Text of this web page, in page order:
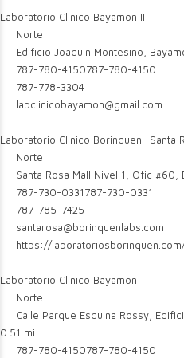
Laboratorio Clinico Bayamon II
Norte
Edificio Joaquin Montesino,
787-780-4150787-780-4150
787-778-3304
labclinicobayamon@gmail.com
Laboratorio Clinico Borinquen- Santa
Norte
Santa Rosa Mall Nivel 1, Ofic #60,
787-730-0331787-730-0331
787-785-7425
santarosa@borinquenlabs.com
https://
Laboratorio Clinico Bayamon
Norte
Calle Parque Esquina Rossy,
0.51 mi
787-780-4150787-780-4150